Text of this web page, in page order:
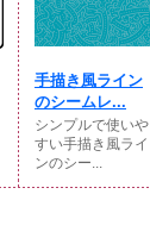
手描き風ライン
のシームレ...
シンプルで使いや
すい手描き風ライ
ンのシー...